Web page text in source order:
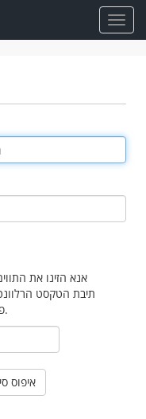
אנא הזינו את
תיבת הטקסט
פניות שלא לצורך.
איפוס